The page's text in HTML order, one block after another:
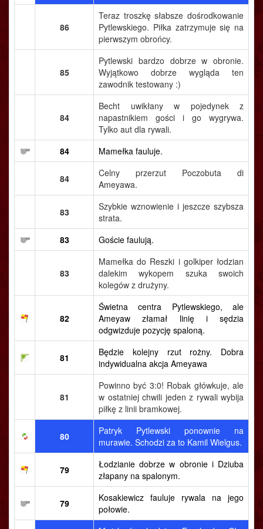
86
Teraz troszkę słabsze dośrodkowanie
Pytlewskiego. Piłka zatrzymuje się na
pierwszym obrońcy.
85
Pytlewski bardzo dobrze w obronie.
Wyjątkowo dobrze wygląda ten
zawodnik testowany :)
84
Becht uwikłany w pojedynek z
napastnikiem gości i go wygrywa.
Tylko aut dla rywali.
84
Mamełka fauluje.
84
Celny przerzut Poczobuta di
Ameyawa.
83
Szybkie wznowienie i jeszcze szybsza
strata.
83
Goście faulują.
83
Mamełka do Reszki i golkiper łodzian
dalekim wykopem szuka swoich
kolegów z drużyny.
82
Świetna centra Pytlewskiego, ale
Ameyaw złamał linię i sędzia
odgwizduje pozycję spaloną.
81
Będzie kolejny rzut rożny. Dobra
indywidualna akcja Ameyawa
81
Powinno być 3:0! Robak główkuje, ale
w ostatniej chwili jeden z rywali wybija
piłkę z linii bramkowej.
80
Patryk Pytlewski ponownie na
murawie. Schodzi za to Kamil Wielgus.
79
Łodzianie dobrze w obronie i Dziuba
złapany na spalonym.
79
Kosakiewicz fauluje rywala na jego
połowie.